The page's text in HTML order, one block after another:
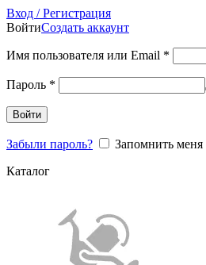
Вход / Регистрация
ВойтиСоздать аккаунт
Имя пользователя или Email *
Пароль *
Войти
Забыли пароль?
Запомнить меня
Каталог